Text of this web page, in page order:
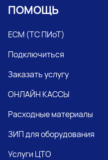
ПОМОЩЬ
ЕСМ (ТС ПИоТ)
Подключиться
Заказать услугу
ОНЛАЙН КАССЫ
Расходные материалы
ЗИП для оборудования
Услуги ЦТО